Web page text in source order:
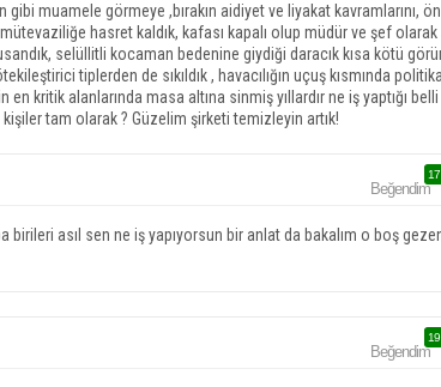
muamele görmeye ,bırakın aidiyet ve liyakat kavramlarını,
hasret kaldık, kafası kapalı olup müdür ve şef olarak
selüllitli kocaman bedenine giydiği daracık kısa kötü
tiplerden de sıkıldık , havacılığın uçuş kısmında politika
kritik alanlarında masa altına sinmiş yıllardır ne iş yaptığı
tam olarak ? Güzelim şirketi temizleyin artık!
Beğendim
17
birileri asıl sen ne iş yapıyorsun bir anlat da bakalım o boş
Beğendim
19